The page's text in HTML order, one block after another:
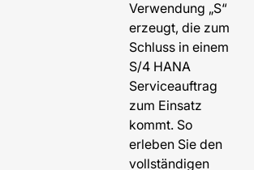
Verwendung „S“
erzeugt, die zum
Schluss in einem
S/4 HANA
Serviceauftrag
zum Einsatz
kommt. So
erleben Sie den
vollständigen